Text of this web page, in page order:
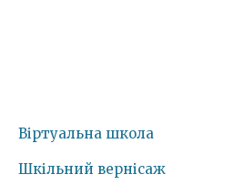
Віртуальна школа
Шкільний вернісаж